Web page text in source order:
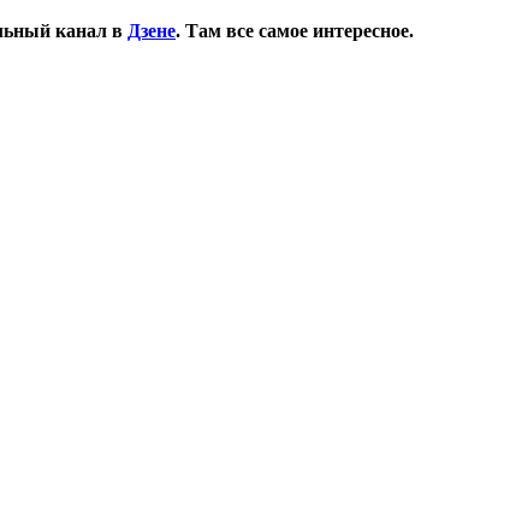
канал в Дзене. Там все самое интересное.